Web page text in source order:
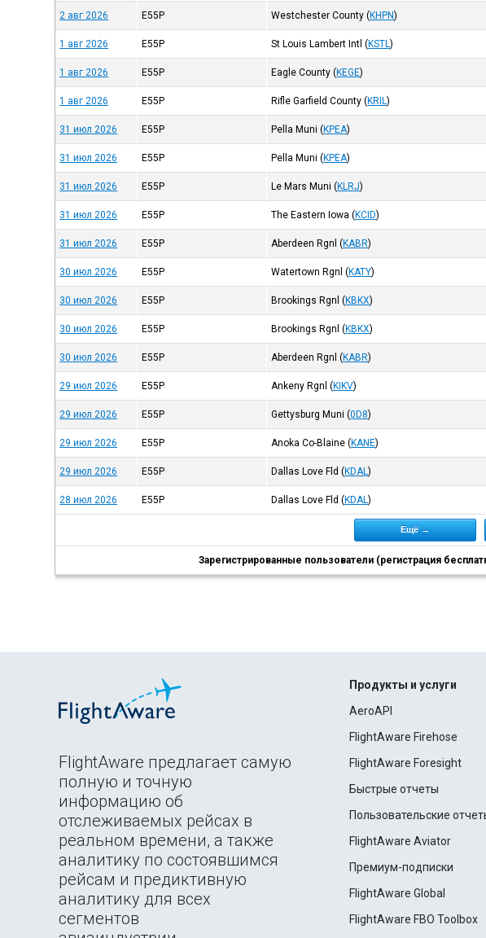
2 авг 2026 E55P Westchester County (KHPN)
1 авг 2026 E55P St Louis Lambert Intl (KSTL)
1 авг 2026 E55P Eagle County (KEGE)
1 авг 2026 E55P Rifle Garfield County (KRIL)
31 июл 2026 E55P Pella Muni (KPEA)
31 июл 2026 E55P Pella Muni (KPEA)
31 июл 2026 E55P Le Mars Muni (KLRJ)
31 июл 2026 E55P The Eastern Iowa (KCID)
31 июл 2026 E55P Aberdeen Rgnl (KABR)
30 июл 2026 E55P Watertown Rgnl (KATY)
30 июл 2026 E55P Brookings Rgnl (KBKX)
30 июл 2026 E55P Brookings Rgnl (KBKX)
30 июл 2026 E55P Aberdeen Rgnl (KABR)
29 июл 2026 E55P Ankeny Rgnl (KIKV)
29 июл 2026 E55P Gettysburg Muni (0D8)
29 июл 2026 E55P Anoka Co-Blaine (KANE)
29 июл 2026 E55P Dallas Love Fld (KDAL)
28 июл 2026 E55P Dallas Love Fld (KDAL)
Ещё →
Зарегистрированные пользователи (регистрация
FlightAware предлагает самую
полную и точную
информацию об
отслеживаемых рейсах в
реальном времени, а также
аналитику по состоявшимся
рейсам и предиктивную
аналитику для всех
сегментов
Продукты и услуги
AeroAPI
FlightAware Firehose
FlightAware Foresight
Быстрые отчеты
Пользовательские
FlightAware Aviator
Премиум-подписки
FlightAware Global
FlightAware FBO Toolbox